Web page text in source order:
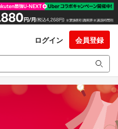
ログイン 会員登録